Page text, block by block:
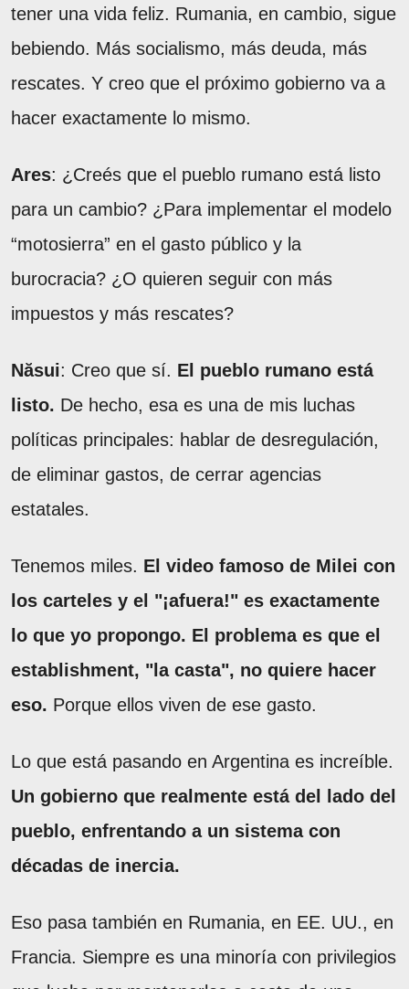
tener una vida feliz. Rumania, en cambio, sigue
bebiendo. Más socialismo, más deuda, más
rescates. Y creo que el próximo gobierno va a
hacer exactamente lo mismo.
Ares: ¿Creés que el pueblo rumano está listo
para un cambio? ¿Para implementar el modelo
“motosierra” en el gasto público y la
burocracia? ¿O quieren seguir con más
impuestos y más rescates?
Năsui: Creo que sí. El pueblo rumano está
listo. De hecho, esa es una de mis luchas
políticas principales: hablar de desregulación,
de eliminar gastos, de cerrar agencias
estatales.
Tenemos miles. El video famoso de Milei con
los carteles y el "¡afuera!" es exactamente
lo que yo propongo. El problema es que el
establishment, "la casta", no quiere hacer
eso. Porque ellos viven de ese gasto.
Lo que está pasando en Argentina es increíble.
Un gobierno que realmente está del lado del
pueblo, enfrentando a un sistema con
décadas de inercia.
Eso pasa también en Rumania, en EE. UU., en
Francia. Siempre es una minoría con privilegios